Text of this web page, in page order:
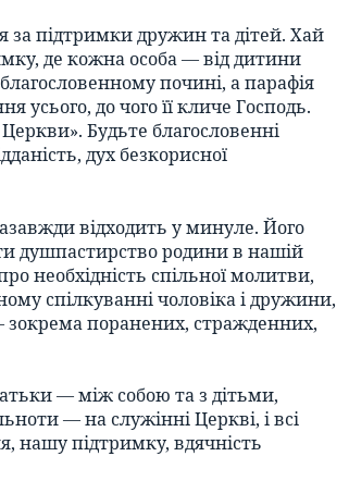
за підтримки дружин та дітей. Хай
де кожна особа — від дитини
почині, а парафія
усього, до чого її кличе Господь.
Будьте благословенні
дух безкорисної
відходить у минуле. Його
душпастирство родини в нашій
необхідність спільної молитви,
спілкуванні чоловіка і дружини,
зокрема поранених, стражденних,
— між собою та з дітьми,
— на служінні Церкві, і всі
нашу підтримку, вдячність